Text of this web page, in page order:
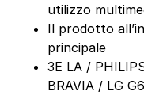
utilizzo
Il prodotto
principale
3E LA /
BRAVIA / LG